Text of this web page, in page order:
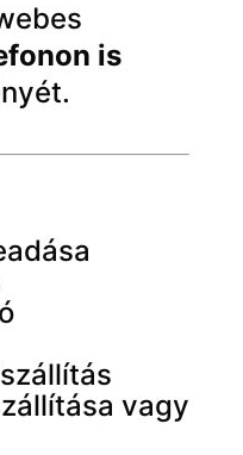
is
vagy